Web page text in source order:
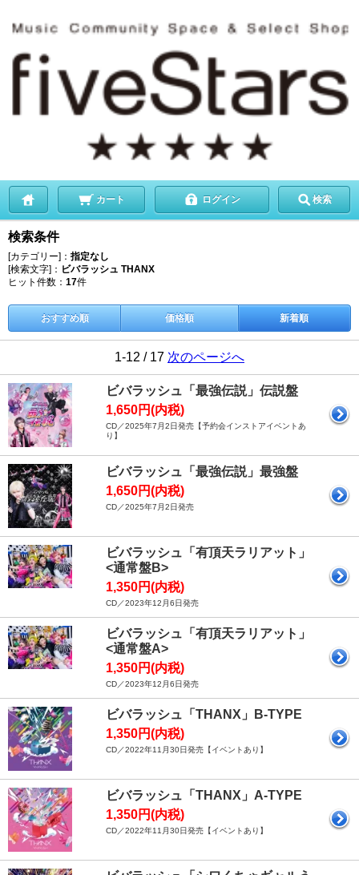
カート ログイン 検索
検索条件
[カテゴリー]： 指定なし
[検索文字]： ビバラッシュ THANX
ヒット件数： 17件
おすすめ順 価格順 新着順
1-12 / 17 次のページへ
ビバラッシュ「最強伝説」伝説盤
1,650円(内税)
CD／2025年7月2日発売【予約会インストアイベントあ
り】
ビバラッシュ「最強伝説」最強盤
1,650円(内税)
CD／2025年7月2日発売
ビバラッシュ「有頂天ラリアット」
<通常盤B>
1,350円(内税)
CD／2023年12月6日発売
ビバラッシュ「有頂天ラリアット」
<通常盤A>
1,350円(内税)
CD／2023年12月6日発売
ビバラッシュ「THANX」B-TYPE
1,350円(内税)
CD／2022年11月30日発売【イベントあり】
ビバラッシュ「THANX」A-TYPE
1,350円(内税)
CD／2022年11月30日発売【イベントあり】